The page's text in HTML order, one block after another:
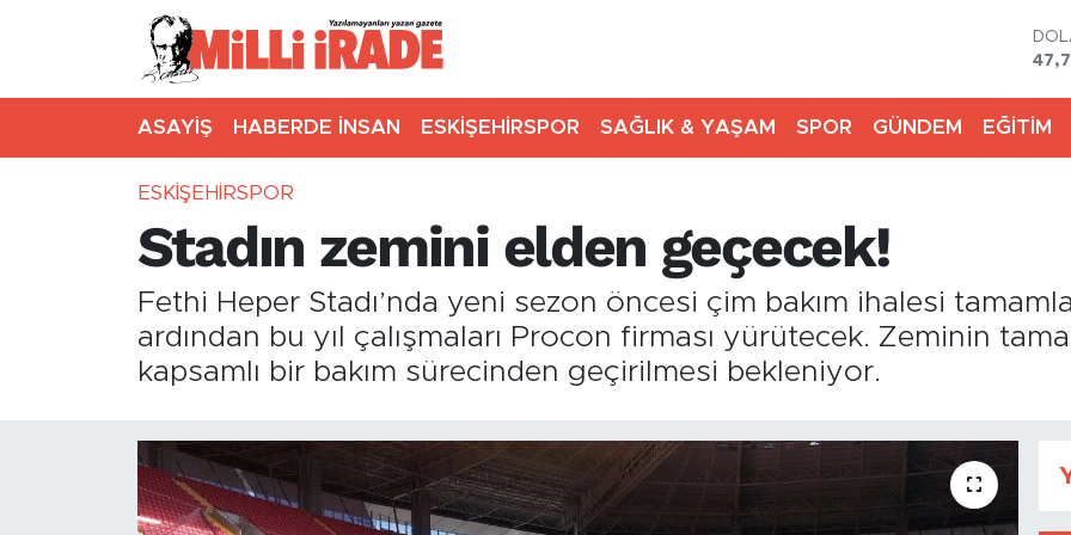
ASAYİŞ HABERDE İNSAN ESKİŞEHİRSPOR SAĞLIK & YAŞAM SPOR GÜNDEM EĞİTİM
ESKİŞEHİRSPOR
Stadın zemini elden geçecek!
Fethi Heper Stadı’nda yeni sezon öncesi çim bakım ihalesi
ardından bu yıl çalışmaları Procon firması yürütecek. Zeminin
kapsamlı bir bakım sürecinden geçirilmesi bekleniyor.